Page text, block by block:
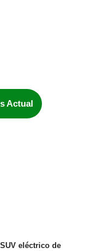
Actual
eléctrico de